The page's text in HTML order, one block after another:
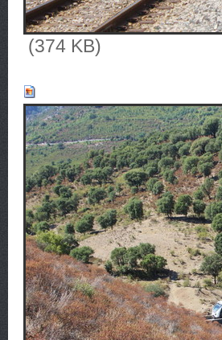
(374 KB)